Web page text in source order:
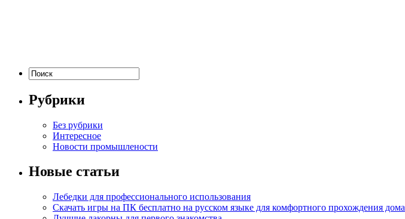
Рубрики
Без рубрики
Интересное
Новости промышлености
Новые статьи
Лебедки для профессионального использования
Скачать игры на ПК бесплатно на русском языке для комфортного прохождения дома